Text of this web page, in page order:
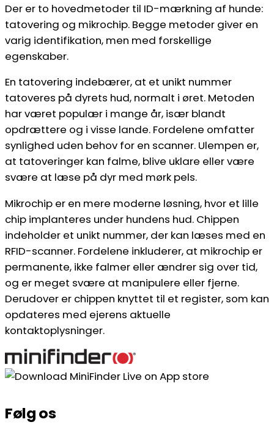
Der er to hovedmetoder til ID-mærkning af hunde:
tatovering og mikrochip. Begge metoder giver en
varig identifikation, men med forskellige
egenskaber.
En tatovering indebærer, at et unikt nummer
tatoveres på dyrets hud, normalt i øret. Metoden
har været populær i mange år, især blandt
opdrættere og i visse lande. Fordelene omfatter
synlighed uden behov for en scanner. Ulempen er,
at tatoveringer kan falme, blive uklare eller være
svære at læse på dyr med mørk pels.
Mikrochip er en mere moderne løsning, hvor et lille
chip implanteres under hundens hud. Chippen
indeholder et unikt nummer, der kan læses med en
RFID-scanner. Fordelene inkluderer, at mikrochip er
permanente, ikke falmer eller ændrer sig over tid,
og er meget svære at manipulere eller fjerne.
Derudover er chippen knyttet til et register, som kan
opdateres med ejerens aktuelle
kontaktoplysninger.
Følg os